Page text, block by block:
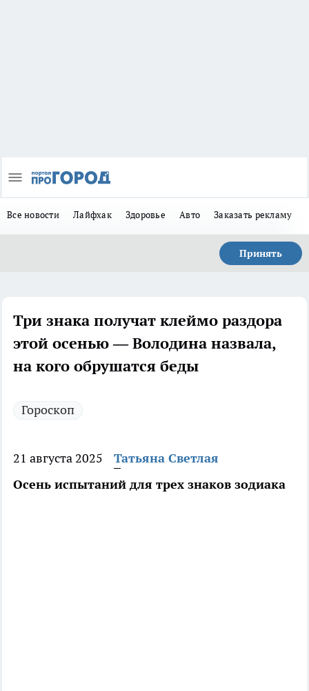
Все новости Лайфхак Здоровье Авто Заказать рекламу
Принять
Три знака получат клеймо раздора
этой осенью — Володина назвала,
на кого обрушатся беды
Гороскоп
21 августа 2025
Татьяна Светлая
Осень испытаний для трех знаков зодиака